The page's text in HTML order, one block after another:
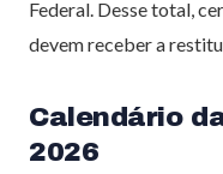
Federal. Desse total,
devem receber a
Calendário
2026